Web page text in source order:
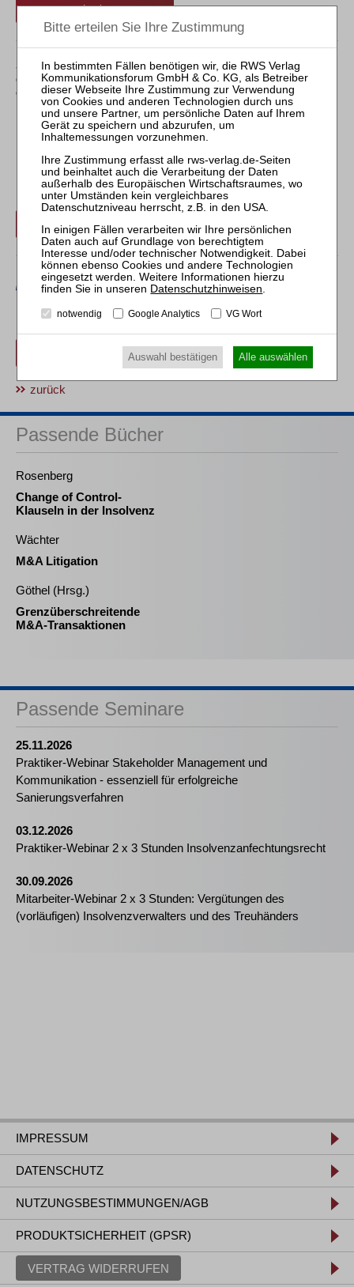
Login
Sollten Sie über kein Abonnement verfügen, können Sie
den gewünschten Beitrag trotzdem kostenpflichtig
erwerben:
Erwerben Sie den gewünschten Beitrag kostenpflichtig per
Rechnung.
Beitrag für 21,90 € inkl. 7 % MwSt. kaufen
Erwerben Sie den gewünschten Beitrag kostenpflichtig mit
Beitrag für 21,90 € inkl. 7 % MwSt. kaufen
zurück
Passende Bücher
Rosenberg
Change of Control-
Klauseln in der Insolvenz
Wächter
M&A Litigation
Göthel (Hrsg.)
Grenzüberschreitende
M&A-Transaktionen
Passende Seminare
25.11.2026
Praktiker-Webinar Stakeholder Management und
Kommunikation - essenziell für erfolgreiche
Sanierungsverfahren
03.12.2026
Praktiker-Webinar 2 x 3 Stunden Insolvenzanfechtungsrecht
30.09.2026
Mitarbeiter-Webinar 2 x 3 Stunden: Vergütungen des
(vorläufigen) Insolvenzverwalters und des Treuhänders
IMPRESSUM
DATENSCHUTZ
NUTZUNGSBESTIMMUNGEN/AGB
PRODUKTSICHERHEIT (GPSR)
VERTRAG WIDERRUFEN
Datenschutzhinweisen.
notwendig Google Analytics VG Wort
Auswahl bestätigen Alle auswählen